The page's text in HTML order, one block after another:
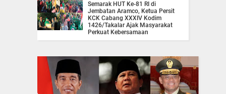
Semarak HUT Ke-81 RI di
Jembatan Aramco, Ketua Persit
KCK Cabang XXXIV Kodim
1426/Takalar Ajak Masyarakat
Perkuat Kebersamaan